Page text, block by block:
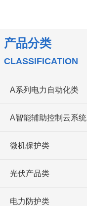
产品分类
CLASSIFICATION
A系列电力自动化类
A智能辅助控制云系统
微机保护类
光伏产品类
电力防护类